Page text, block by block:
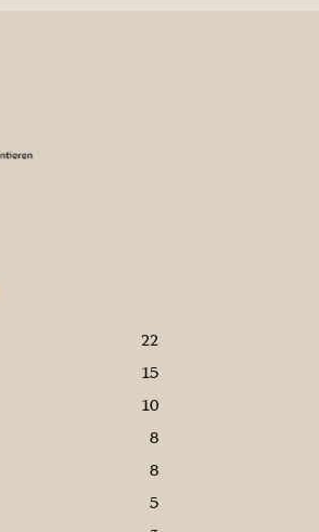
22
15
10
8
8
5